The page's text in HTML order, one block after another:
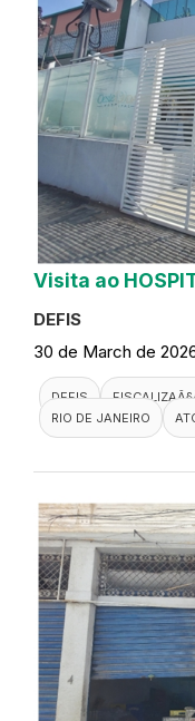
Visita ao
DEFIS
30 de March de
DEFIS
RIO DE JANEIRO